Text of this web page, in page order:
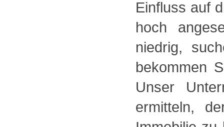
Einfluss auf
hoch
niedrig,
bekommen
Unser
ermitteln,